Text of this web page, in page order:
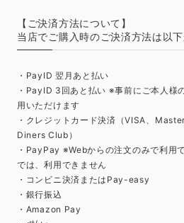
【ご決済方法について】
当店でご購入時のご決済方法は以
・PayID 翌月あと払い
・PayID 3回あと払い ※事前にご本人様
用いただけます
・クレジットカード決済（VISA、
Diners Club）
・PayPay ※Webからの注文のみで利用
では、利用できません
・コンビニ決済またはPay-easy
・銀行振込
・Amazon Pay